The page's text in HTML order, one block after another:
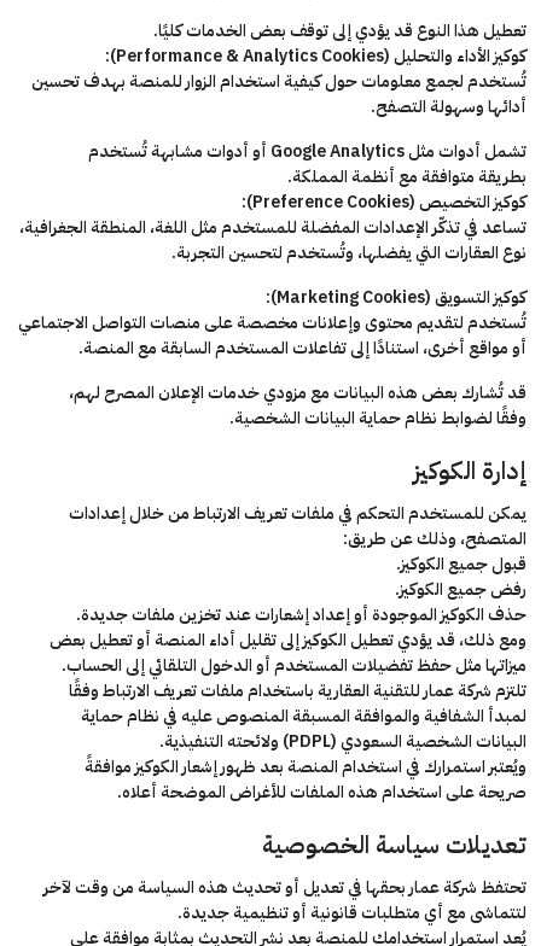
تعطيل هذا النوع قد يؤدي إلى توقف بعض الخدمات كليًا.
كوكيز الأداء والتحليل (Performance & Analytics Cookies):
تُستخدم لجمع معلومات حول كيفية استخدام الزوار للمنصة بهدف تحسين
أدائها وسهولة التصفح.
تشمل أدوات مثل Google Analytics أو أدوات مشابهة تُستخدم
بطريقة متوافقة مع أنظمة المملكة.
كوكيز التخصيص (Preference Cookies):
تساعد في تذكّر الإعدادات المفضلة للمستخدم مثل اللغة، المنطقة الجغرافية،
نوع العقارات التي يفضلها، وتُستخدم لتحسين التجربة.
كوكيز التسويق (Marketing Cookies):
تُستخدم لتقديم محتوى وإعلانات مخصصة على منصات التواصل الاجتماعي
أو مواقع أخرى، استنادًا إلى تفاعلات المستخدم السابقة مع المنصة.
قد تُشارك بعض هذه البيانات مع مزودي خدمات الإعلان المصرح لهم،
وفقًا لضوابط نظام حماية البيانات الشخصية.
إدارة الكوكيز
يمكن للمستخدم التحكم في ملفات تعريف الارتباط من خلال إعدادات
المتصفح، وذلك عن طريق:
قبول جميع الكوكيز.
رفض جميع الكوكيز.
حذف الكوكيز الموجودة أو إعداد إشعارات عند تخزين ملفات جديدة.
ومع ذلك، قد يؤدي تعطيل الكوكيز إلى تقليل أداء المنصة أو تعطيل بعض
ميزاتها مثل حفظ تفضيلات المستخدم أو الدخول التلقائي إلى الحساب.
تلتزم شركة عمار للتقنية العقارية باستخدام ملفات تعريف الارتباط وفقًا
لمبدأ الشفافية والموافقة المسبقة المنصوص عليه في نظام حماية
البيانات الشخصية السعودي (PDPL) ولائحته التنفيذية.
ويُعتبر استمرارك في استخدام المنصة بعد ظهور إشعار الكوكيز موافقةً
صريحة على استخدام هذه الملفات للأغراض الموضحة أعلاه.
تعديلات سياسة الخصوصية
تحتفظ شركة عمار بحقها في تعديل أو تحديث هذه السياسة من وقت لآخر
لتتماشى مع أي متطلبات قانونية أو تنظيمية جديدة.
يُعد استمرار استخدامك للمنصة بعد نشر التحديث بمثابة موافقة على